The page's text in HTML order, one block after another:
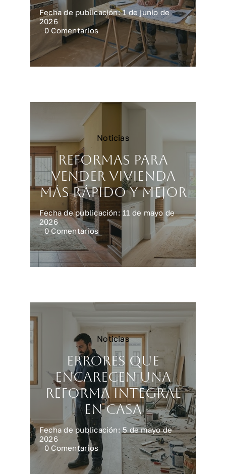
Fecha de publicación: 1 de junio de
2026
0 Comentarioson
Reformar
una
cocina
en
claves
Noticias
Reformas para
vender vivienda
más rápido y mejor
Fecha de publicación: 11 de mayo de
2026
0 Comentarioson
Reformas
para
vender
vivienda
mejor
Noticias
Errores que
encarecen una
reforma integral
en casa
Fecha de publicación: 5 de mayo de
2026
0 Comentarioson
Errores
que